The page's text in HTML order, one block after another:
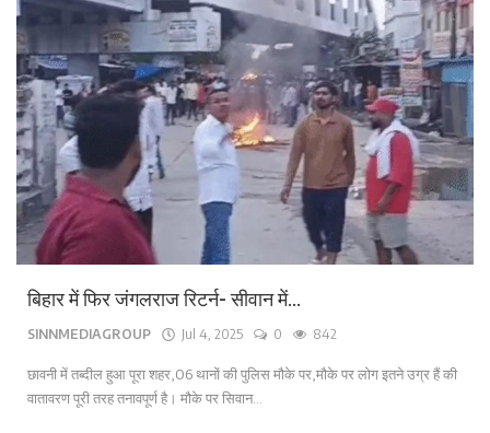
बिहार में फिर जंगलराज रिटर्न- सीवान में...
SINNMEDIAGROUP Jul 4, 2025 0 842
छावनी में तब्दील हुआ पूरा शहर,06 थानों की पुलिस मौके पर,मौके पर लोग इतने उग्र हैं की
वातावरण पूरी तरह तनावपूर्ण है। मौके पर सिवान...